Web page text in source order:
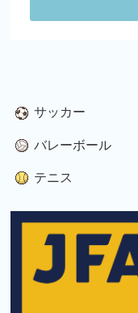
サッカー
バレーボール
テニス